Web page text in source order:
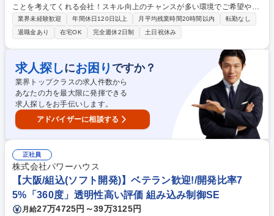
ことを考えてくれる会社！スキル向上のチャンスが多い環境でご希望や実
績に応じて、上流工程や管理業務も経験可能です。 直近の業務割合や作業
割合は必要な能力・経験に記載の通り。 ■案件：電力、流通/販売、保険/
金融業向けの業務系ソフトウェア開発 ・例：大手デベロッパーグループ企
業の業務系アプリ（開発環境：Python、GCP、AWS 担当フェーズ：要件
定義、基本設計、詳細設計、製造～結合テスト） 【キャリア】大阪本社の
エンジニアのうち60%以上がSEクラス以上。ご経験に応じたフォロー体
制や、上流/管理業務など適性や希望に応じたキャリア提示可能な環境。
募集職種 【大阪/WEB系PG】開発比率75％！「360度」の透明性高い制
度、残業10.2h/月
業界未経験歓迎 年間休日120日以上 月平均残業時間20時間以内
転勤なし
退職金あり
在宅OK 完全週休2日制 土日祝休み
求人探しにお困り ですか？
業界トップクラスの求人件数から
あなたの力を最大限に発揮できる
求人探しをお手伝いします。
アドバイザーに相談する
正社員
株式会社パワーハウス
【大阪/組込(ソフト開発)】ベテラン歓迎!/開発比率7
5%「360度」透明性高い評価 組み込み制御SE
月給27万4725円～39万3125円